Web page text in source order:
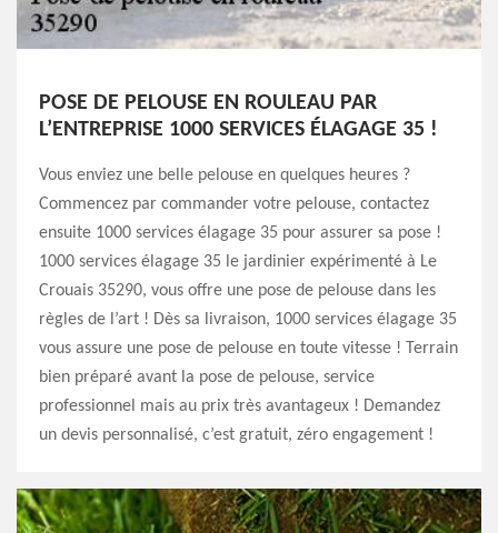
POSE DE PELOUSE EN ROULEAU PAR
L’ENTREPRISE 1000 SERVICES ÉLAGAGE 35 !
Vous enviez une belle pelouse en quelques heures ?
Commencez par commander votre pelouse, contactez
ensuite 1000 services élagage 35 pour assurer sa pose !
1000 services élagage 35 le jardinier expérimenté à Le
Crouais 35290, vous offre une pose de pelouse dans les
règles de l’art ! Dès sa livraison, 1000 services élagage 35
vous assure une pose de pelouse en toute vitesse ! Terrain
bien préparé avant la pose de pelouse, service
professionnel mais au prix très avantageux ! Demandez
un devis personnalisé, c’est gratuit, zéro engagement !